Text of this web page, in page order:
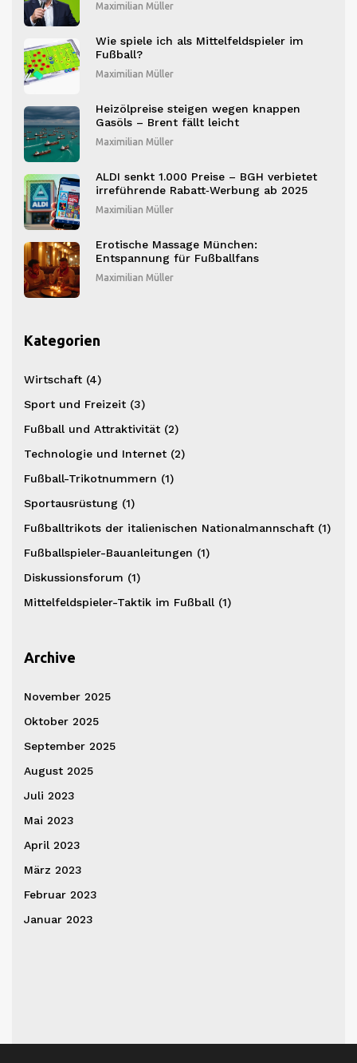
Maximilian Müller
Wie spiele ich als Mittelfeldspieler im
Fußball?
Maximilian Müller
Heizölpreise steigen wegen knappen
Gasöls – Brent fällt leicht
Maximilian Müller
ALDI senkt 1.000 Preise – BGH verbietet
irreführende Rabatt‑Werbung ab 2025
Maximilian Müller
Erotische Massage München:
Entspannung für Fußballfans
Maximilian Müller
Kategorien
Wirtschaft (4)
Sport und Freizeit (3)
Fußball und Attraktivität (2)
Technologie und Internet (2)
Fußball-Trikotnummern (1)
Sportausrüstung (1)
Fußballtrikots der italienischen Nationalmannschaft (1)
Fußballspieler-Bauanleitungen (1)
Diskussionsforum (1)
Mittelfeldspieler-Taktik im Fußball (1)
Archive
November 2025
Oktober 2025
September 2025
August 2025
Juli 2023
Mai 2023
April 2023
März 2023
Februar 2023
Januar 2023